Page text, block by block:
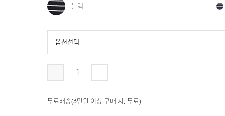
블랙
블랙 네이비 블루
옵션선택
무료배송(3만원 이상 구매 시, 무료)